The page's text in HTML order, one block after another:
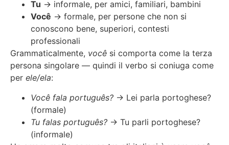
Tu → informale, per amici, familiari, bambini
Você → formale, per persone che non si
conoscono bene, superiori, contesti
professionali
Grammaticalmente, você si comporta come la terza
persona singolare — quindi il verbo si coniuga come
per ele/ela:
Você fala português? → Lei parla portoghese?
(formale)
Tu falas português? → Tu parli portoghese?
(informale)